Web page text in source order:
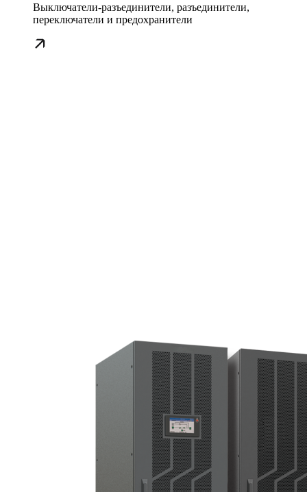
Выключатели-разъединители, разъединители,
переключатели и предохранители